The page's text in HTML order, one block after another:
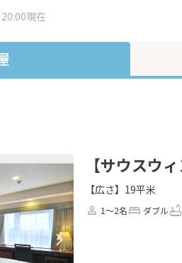
現在
【サウスウ
【広さ】19平米
1～2名 ダブル